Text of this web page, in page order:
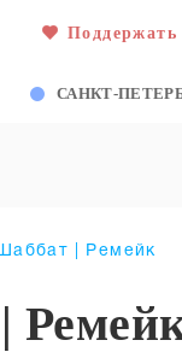
Поддержать
САНКТ-
| Ремейк